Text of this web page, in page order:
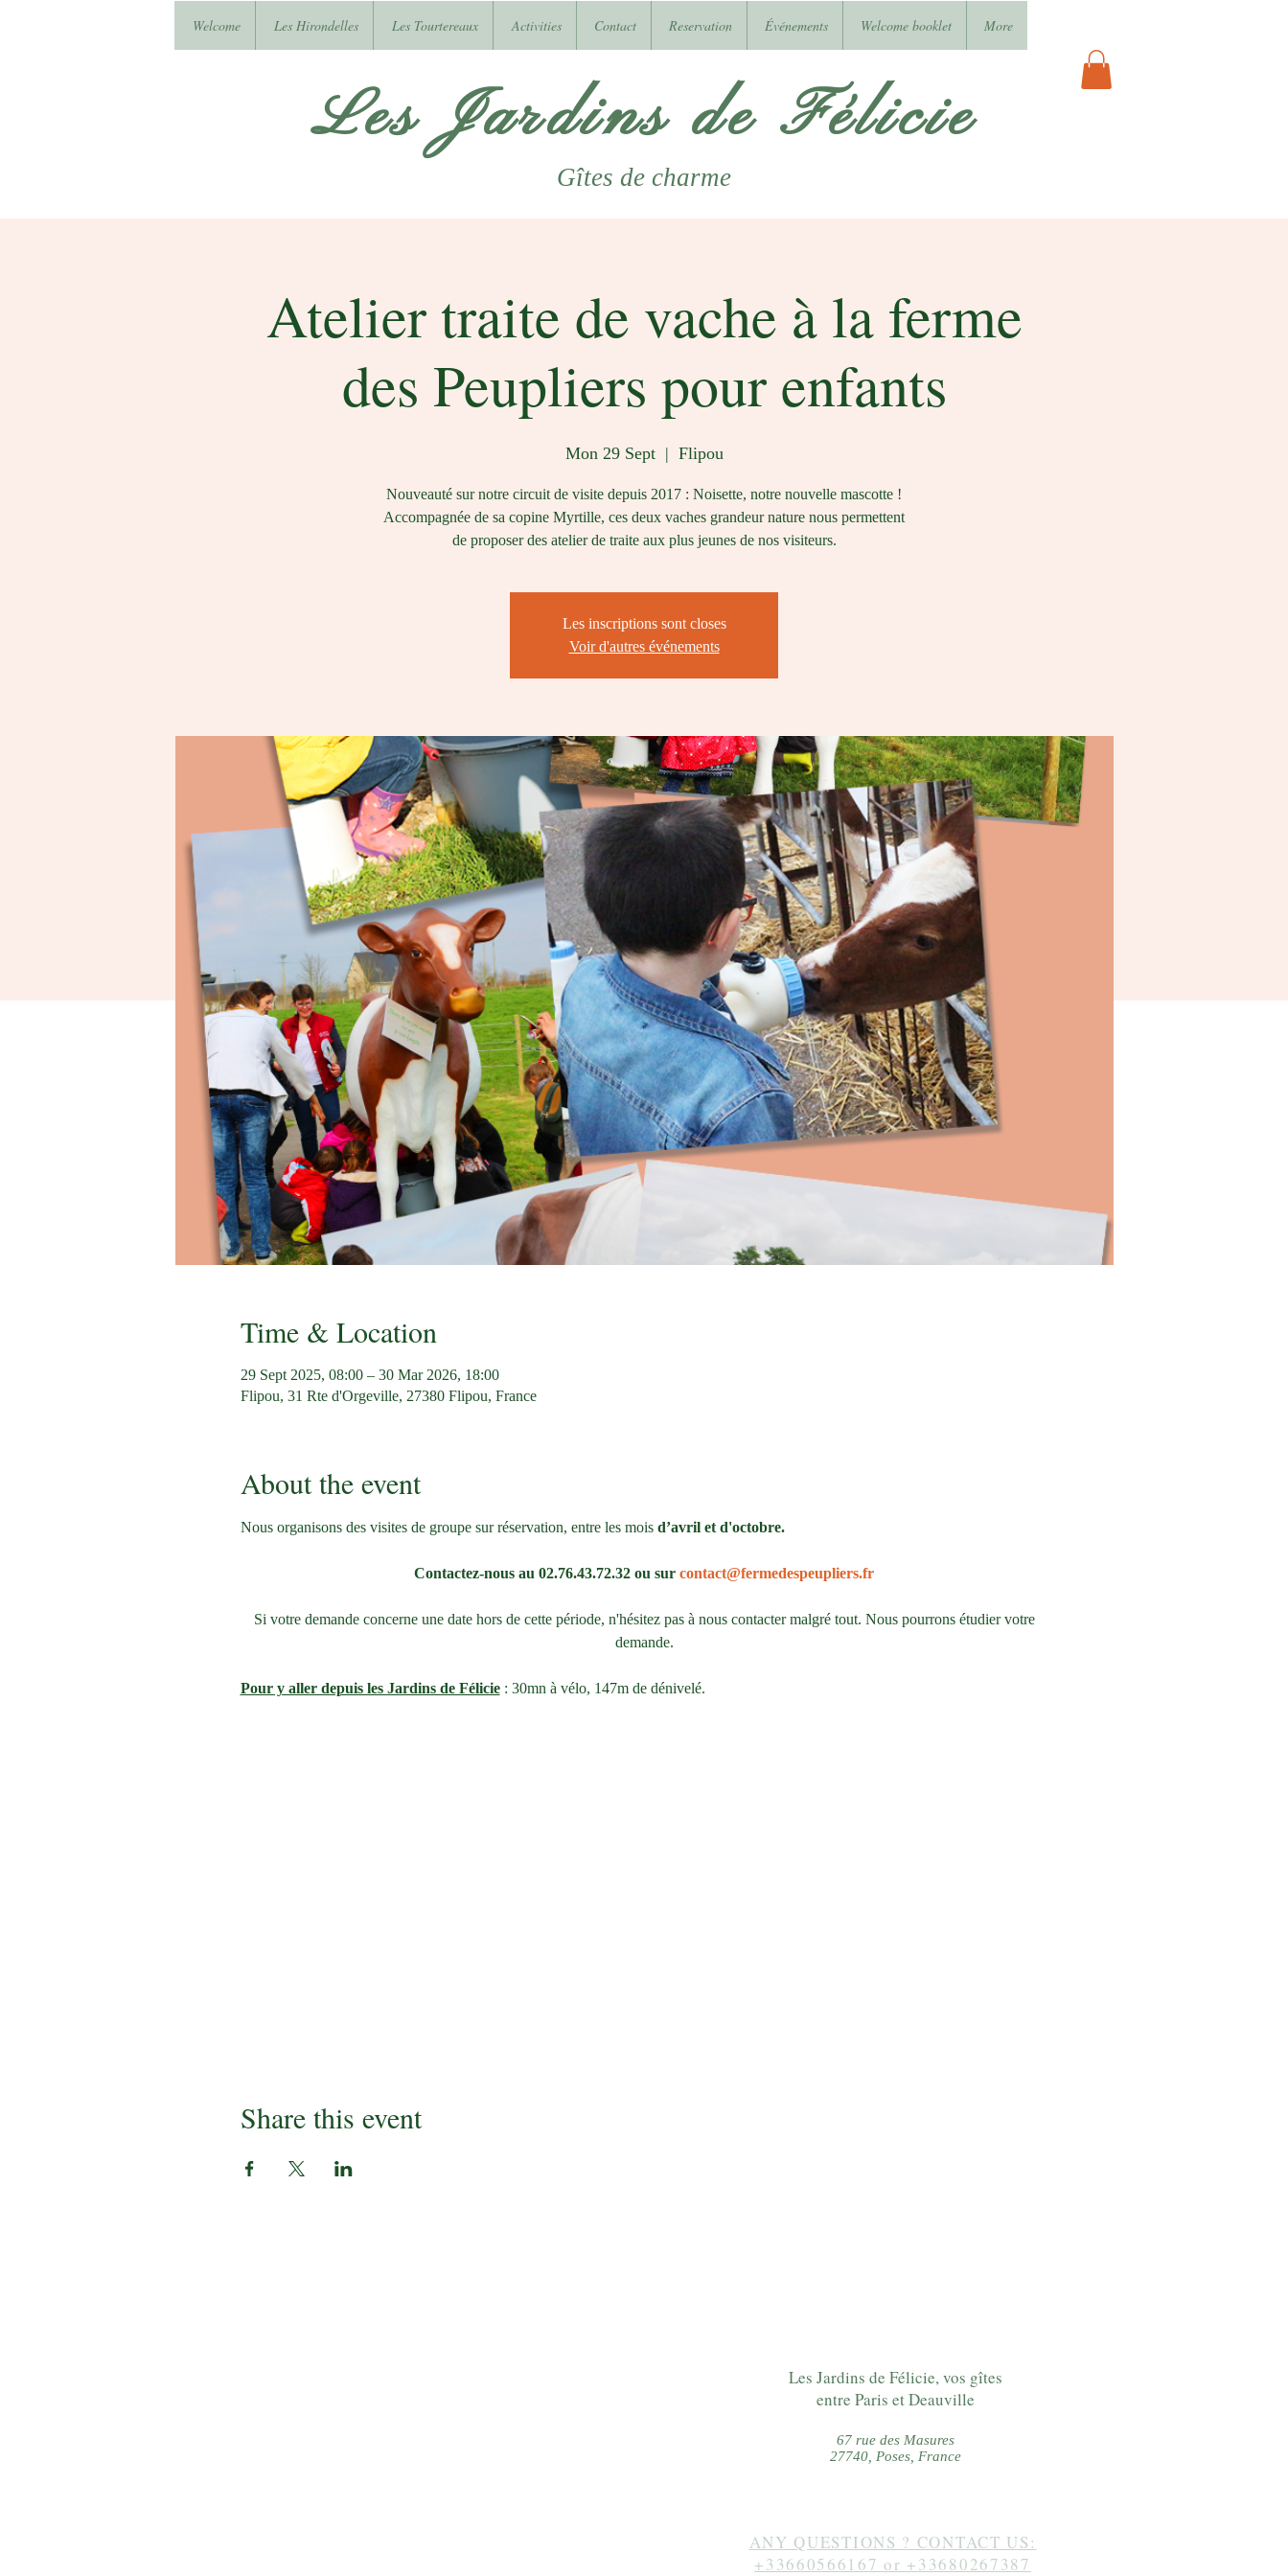
Welcome Les Hirondelles Les Tourtereaux Activities Contact Reservation Événements Welcome booklet More
Les Jardins de Félicie
Gîtes de charme
Atelier traite de vache à la ferme
des Peupliers pour enfants
Mon 29 Sept
  |
Flipou
Nouveauté sur notre circuit de visite depuis 2017 : Noisette, notre nouvelle mascotte !
Accompagnée de sa copine Myrtille, ces deux vaches grandeur nature nous permettent
de proposer des atelier de traite aux plus jeunes de nos visiteurs.
Les inscriptions sont closes
Voir d'autres événements
Time & Location
29 Sept 2025, 08:00 – 30 Mar 2026, 18:00
Flipou, 31 Rte d'Orgeville, 27380 Flipou, France
About the event
Nous organisons des visites de groupe sur réservation, entre les mois d’avril et d'octobre.
Contactez-nous au 02.76.43.72.32 ou sur contact@fermedespeupliers.fr
Si votre demande concerne une date hors de cette période, n'hésitez pas à nous contacter malgré tout. Nous pourrons étudier votre
demande.
Pour y aller depuis les Jardins de Félicie : 30mn à vélo, 147m de dénivelé.
Share this event
Les Jardins de Félicie, vos gîtes
entre Paris et Deauville
67 rue des Masures
27740, Poses, France
ANY QUESTIONS ? CONTACT US:
+33660566167 or +33680267387